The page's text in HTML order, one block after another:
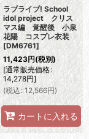
ラブライブ! School
idol project クリス
マス編 覚醒後 小泉
花陽 コスプレ衣装
[DM6761]
11,423円(税別)
[通常販売価格:
14,278円]
(税込 : 12,566円)
カートに入れる